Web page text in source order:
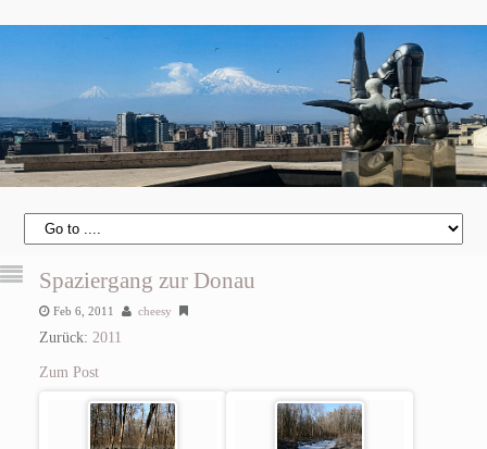
Spaziergang zur Donau
Feb 6, 2011 cheesy
Zurück: 2011
Zum Post